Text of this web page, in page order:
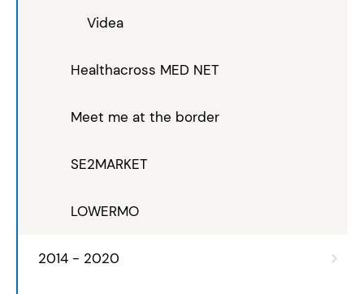
Videa
Healthacross MED NET
Meet me at the border
SE2MARKET
LOWERMO
2014 - 2020